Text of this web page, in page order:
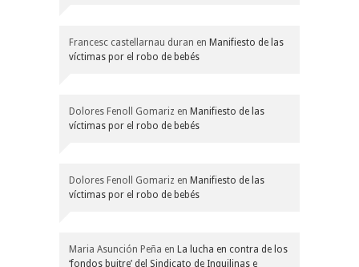
Francesc castellarnau duran en Manifiesto de las
víctimas por el robo de bebés
Dolores Fenoll Gomariz en Manifiesto de las
víctimas por el robo de bebés
Dolores Fenoll Gomariz en Manifiesto de las
víctimas por el robo de bebés
Maria Asunción Peña en La lucha en contra de los
‘fondos buitre’ del Sindicato de Inquilinas e